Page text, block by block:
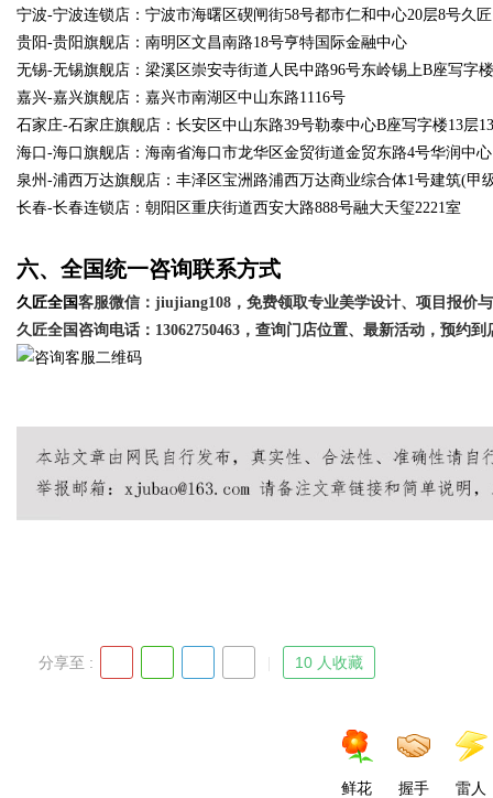
宁波-宁波连锁店：宁波市海曙区碶闸街58号都市仁和中心20层8号久匠
贵阳-贵阳旗舰店：南明区文昌南路18号亨特国际金融中心
无锡-无锡旗舰店：梁溪区崇安寺街道人民中路96号东岭锡上B座写字
嘉兴-嘉兴旗舰店：嘉兴市南湖区中山东路1116号
石家庄-石家庄旗舰店：长安区中山东路39号勒泰中心B座写字楼13层
海口-海口旗舰店：海南省海口市龙华区金贸街道金贸东路4号华润中心
泉州-浦西万达旗舰店：丰泽区宝洲路浦西万达商业综合体1号建筑(甲
长春-长春连锁店：朝阳区重庆街道西安大路888号融大天玺2221室
六、全国统一咨询联系方式
久匠全国客服微信： jiujiang108 ，免费领取专业美学设计、项目报价
久匠全国咨询电话： 13062750463，查询门店位置、最新活动，预约到
分享至 : 10 人收藏
鲜花 握手 雷人